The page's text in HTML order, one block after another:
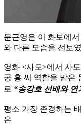
문근영은 이 화보에
와 다른 모습을 선보
영화 <사도>에서 사
궁 홍 씨 역할을 맡은
로 “송강호 선배와 연
평소 가장 존경하는
은